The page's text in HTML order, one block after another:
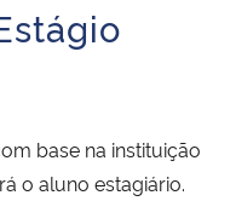
base na instituição
o aluno estagiário.